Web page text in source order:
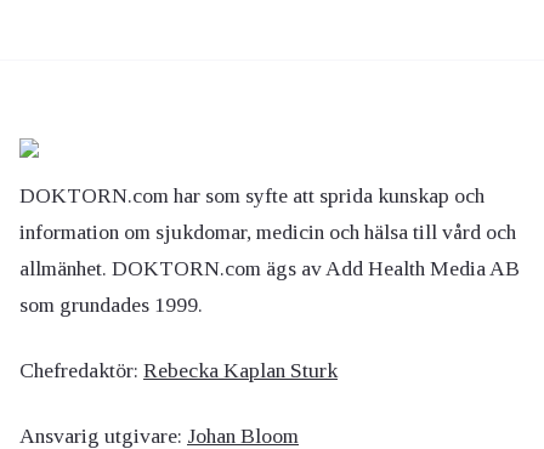
DOKTORN.com har som syfte att sprida kunskap och
information om sjukdomar, medicin och hälsa till vård och
allmänhet. DOKTORN.com ägs av Add Health Media AB
som grundades 1999.
Chefredaktör: Rebecka Kaplan Sturk
Ansvarig utgivare: Johan Bloom